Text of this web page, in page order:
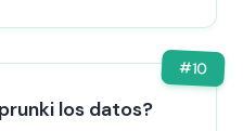
#10
los datos?